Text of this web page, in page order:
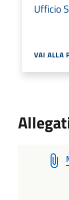
Ufficio
VAI ALLA